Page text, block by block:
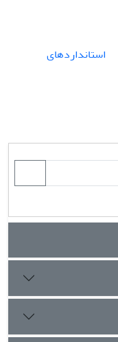
استانداردهای